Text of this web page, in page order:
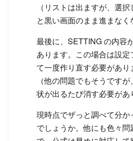
（リストは出ますが、選
と黒い画面のまま進まなく
最後に、SETTING の内容
あります。この場合は設
て一度作り直す必要があり
（他の問題でもそうです
状が出るたび消す必要が
現時点でザっと調べて分
でしょうか。他にも色々